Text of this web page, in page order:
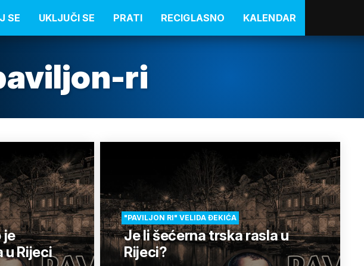
SE UKLJUČI SE PRATI RECIGLASNO KALENDAR
ri
je
u Rijeci
"PAVILJON RI" VELIDA ĐEKIĆA
Je li šećerna trska rasla u
Rijeci?